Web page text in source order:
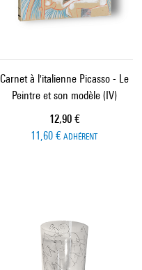
Carnet à l'italienne Picasso - Le
Peintre et son modèle (IV)
Prix ​​actuel
12,90 €
11,60 € ADHÉRENT